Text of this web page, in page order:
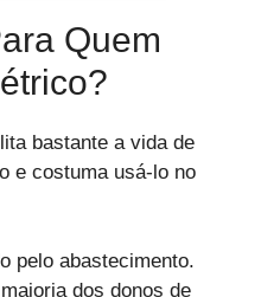
Quem
bastante a vida de
e costuma usá-lo no
pelo abastecimento.
dos donos de